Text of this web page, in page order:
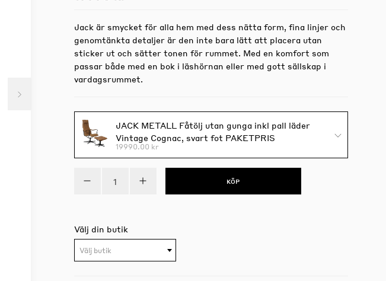
Jack är smycket för alla hem med dess nätta form, fina linjer och
genomtänkta detaljer är den inte bara lätt att placera utan
sticker ut och sätter tonen för rummet. Med en komfort som
passar både med en bok i läshörnan eller med gott sällskap i
vardagsrummet.
JACK METALL Fåtölj utan gunga inkl pall läder
Vintage Cognac, svart fot PAKETPRIS
19990.00 kr
KÖP
Välj din butik
Välj butik